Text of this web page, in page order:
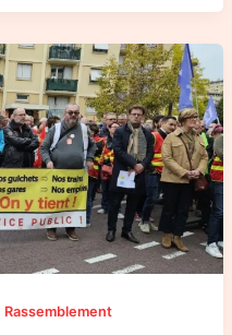
Rassemblement